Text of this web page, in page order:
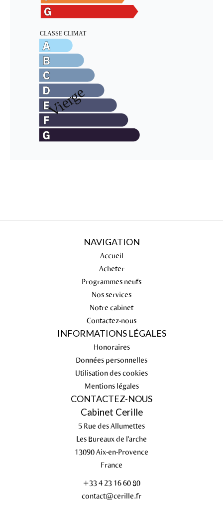
NAVIGATION
Accueil
Acheter
Programmes neufs
Nos services
Notre cabinet
Contactez-nous
INFORMATIONS LÉGALES
Honoraires
Données personnelles
Utilisation des cookies
Mentions légales
CONTACTEZ-NOUS
Cabinet Cerille
5 Rue des Allumettes
Les Bureaux de l'arche
13090Aix-en-Provence
France
+33 4 23 16 60 80
contact@cerille.fr